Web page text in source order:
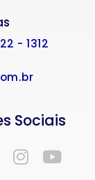
- 1312
Sociais